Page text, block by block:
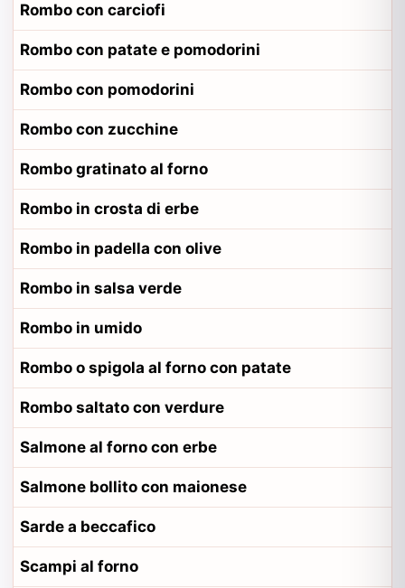
Rombo con carciofi
Rombo con patate e pomodorini
Rombo con pomodorini
Rombo con zucchine
Rombo gratinato al forno
Rombo in crosta di erbe
Rombo in padella con olive
Rombo in salsa verde
Rombo in umido
Rombo o spigola al forno con patate
Rombo saltato con verdure
Salmone al forno con erbe
Salmone bollito con maionese
Sarde a beccafico
Scampi al forno